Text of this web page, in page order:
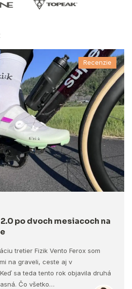
Recenzie
po dvoch mesiacoch na
tretier Fizik Vento Ferox som
na graveli, ceste aj v
sa teda tento rok objavila druhá
Čo všetko…